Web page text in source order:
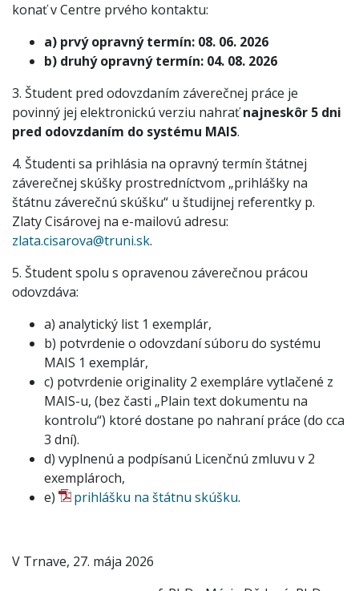
konať v Centre prvého kontaktu:
a) prvý opravný termín: 08. 06. 2026
b) druhý opravný termín: 04. 08. 2026
3. Študent pred odovzdaním záverečnej práce je
povinný jej elektronickú verziu nahraťnajneskôr 5 dni
pred odovzdaním do systému MAIS.
4. Študenti sa prihlásia na opravný termín štátnej
záverečnej skúšky prostredníctvom „prihlášky na
štátnu záverečnú skúšku“ u študijnej referentky p.
Zlaty Cisárovej na e-mailovú adresu:
zlata.cisarova@truni.sk.
5. Študent spolu s opravenou záverečnou prácou
odovzdáva:
a) analytický list 1 exemplár,
b) potvrdenie o odovzdaní súboru do systému
MAIS 1 exemplár,
c) potvrdenie originality 2 exempláre vytlačené z
MAIS-u, (bez časti „Plain text dokumentu na
kontrolu“) ktoré dostane po nahraní práce (do cca
3 dní).
d) vyplnenú a podpísanú Licenčnú zmluvu v 2
exemplároch,
e)
prihlášku na štátnu skúšku.
V Trnave, 27. mája 2026